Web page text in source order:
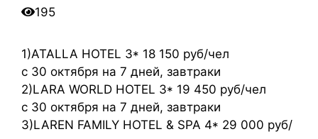
195
1)ATALLA HOTEL 3* 18 150 руб/чел
с 30 октября на 7 дней, завтраки
2)LARA WORLD HOTEL 3* 19 450 руб/чел
с 30 октября на 7 дней, завтраки
3)LAREN FAMILY HOTEL & SPA 4* 29 000 руб/